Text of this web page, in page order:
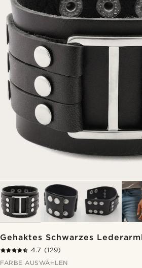
Gehaktes Schwarzes
4.7 (129)
FARBE AUSWÄHLEN